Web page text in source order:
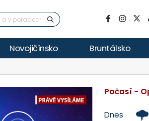
Novojičínsko Bruntálsko
Počasí -
Dnes